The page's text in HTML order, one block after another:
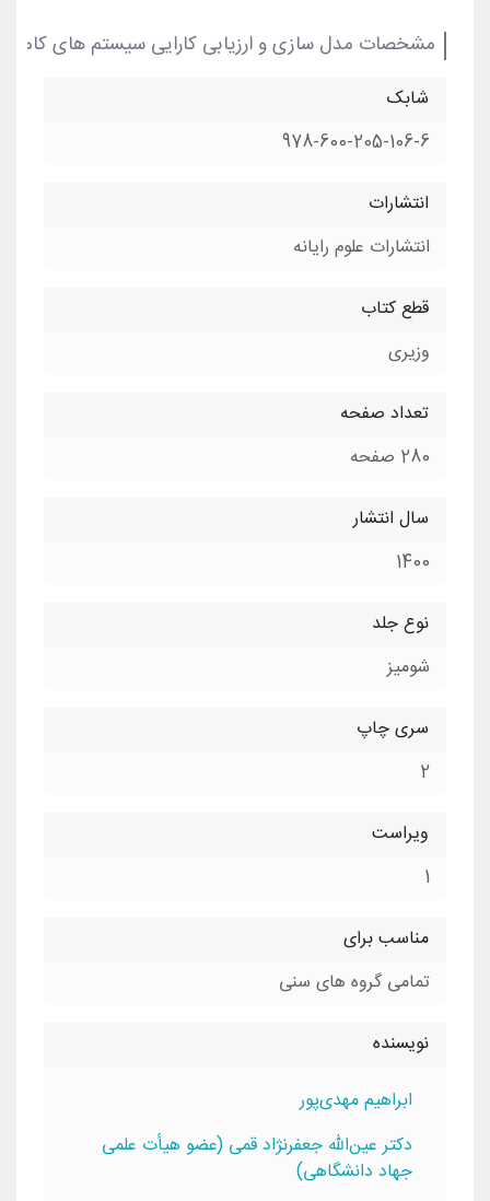
مشخصات مدل سازی و ارزیابی کارایی سیستم های
شابک
978-600-205-106-6
انتشارات
انتشارات علوم رایانه
قطع کتاب
وزیری
تعداد صفحه
280 صفحه
سال انتشار
1400
نوع جلد
شومیز
سری چاپ
2
ویراست
1
مناسب برای
تمامی گروه های سنی
نویسنده
ابراهيم مهدی‌پور
دکتر عین‌الله جعفرنژاد قمی (عضو هیأت علمی
جهاد دانشگاهی)